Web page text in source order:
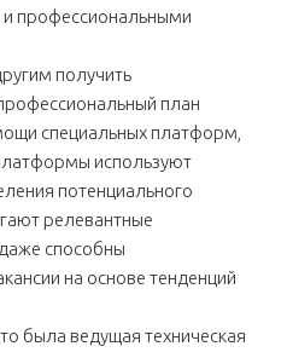
и профессиональными
получить
план
специальных платформ,
используют
потенциального
релевантные
способны
на основе тенденций
была ведущая техническая